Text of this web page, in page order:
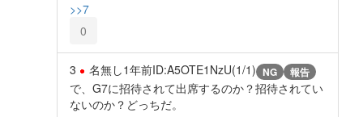
>>7
0
3 名無し1年前ID:A5OTE1NzU(1/1) NG 報告
で、G7に招待されて出席するのか？招待されてい
ないのか？どっちだ。